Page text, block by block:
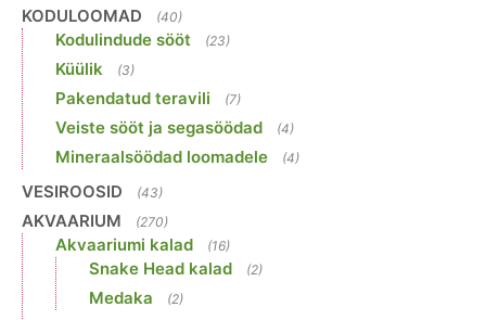
KODULOOMAD (40)
Kodulindude sööt (23)
Küülik (3)
Pakendatud teravili (7)
Veiste sööt ja segasöödad (4)
Mineraalsöödad loomadele (4)
VESIROOSID (43)
AKVAARIUM (270)
Akvaariumi kalad (16)
Snake Head kalad (2)
Medaka (2)